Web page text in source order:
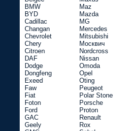
BMW
BYD
Cadillac
Changan
Chevrolet
Chery
Citroen
DAF
Dodge
Dongfeng
Exeed
Faw
Fiat
Foton
Ford
GAC
Geely
Maz
Mazda
MG
Mercedes
Mitsubishi
Москвич
Nordcross
Nissan
Omoda
Opel
Oting
Peugeot
Polar Stone
Porsche
Proton
Renault
Rox